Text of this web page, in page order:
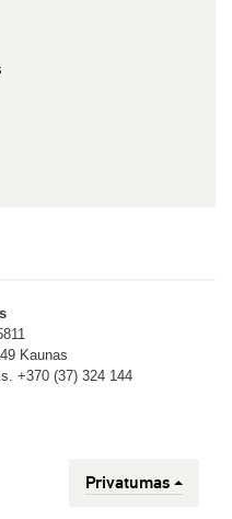
Kaunas
+370 (37) 324 144
Privatumas